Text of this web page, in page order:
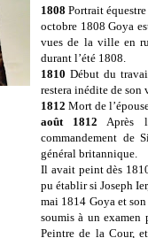
1808 Portrait
octobre 1808 Goya
vues de la ville en
durant l’été 1808.
1810 Début du
restera inédite de son
1812 Mort de
août 1812 Après
commandement de
général britannique.
Il avait peint dès
pu établir si Joseph
mai 1814 Goya et
soumis à un examen
Peintre de la Cour,